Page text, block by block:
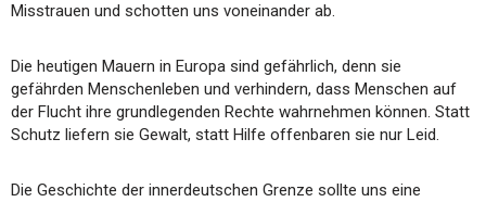
Misstrauen und schotten uns voneinander ab.
Die heutigen Mauern in Europa sind gefährlich, denn sie
gefährden Menschenleben und verhindern, dass Menschen auf
der Flucht ihre grundlegenden Rechte wahrnehmen können. Statt
Schutz liefern sie Gewalt, statt Hilfe offenbaren sie nur Leid.
Die Geschichte der innerdeutschen Grenze sollte uns eine